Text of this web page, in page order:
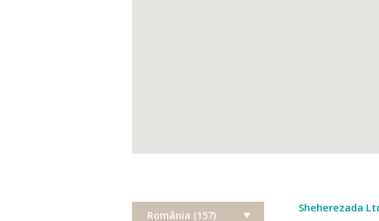
România (157)
Sheherezada